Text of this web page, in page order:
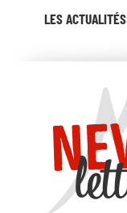
LES ACTUALITÉS